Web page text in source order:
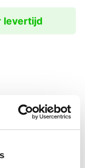
levertijd